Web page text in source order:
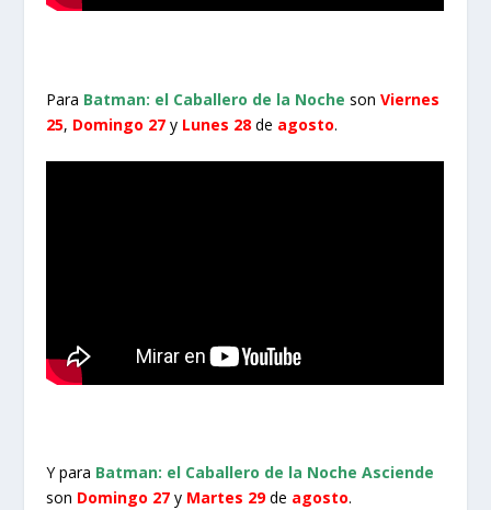
Para Batman: el Caballero de la NochesonViernes
25, Domingo 27 y Lunes 28de agosto.
Y para Batman: el Caballero de la Noche Asciende
son Domingo 27 y Martes 29de agosto.